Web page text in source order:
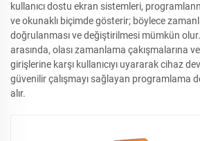
kullanıcı dostu ekran sistemleri,
ve okunaklı biçimde gösterir; böylece
doğrulanması ve değiştirilmesi mümkün
arasında, olası zamanlama çakışmalarına
girişlerine karşı kullanıcıyı uyararak cihaz
güvenilir çalışmayı sağlayan programlama
alır.